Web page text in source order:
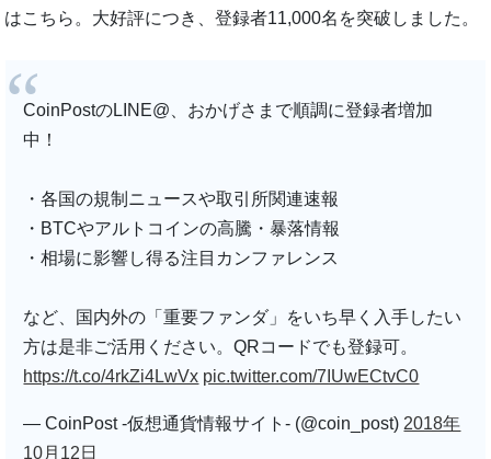
はこちら。大好評につき、登録者11,000名を突破しました。
CoinPostのLINE@、おかげさまで順調に登録者増加
中！
・各国の規制ニュースや取引所関連速報
・BTCやアルトコインの高騰・暴落情報
・相場に影響し得る注目カンファレンス
など、国内外の「重要ファンダ」をいち早く入手したい
方は是非ご活用ください。QRコードでも登録可。
https://t.co/4rkZi4LwVx pic.twitter.com/7IUwECtvC0
— CoinPost -仮想通貨情報サイト- (@coin_post)2018年
10月12日